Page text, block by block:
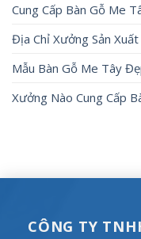
Cung Cấp Bàn Gỗ Me
Địa Chỉ Xưởng Sản
Mẫu Bàn Gỗ Me Tây
Xưởng Nào Cung Cấp
CÔNG TY